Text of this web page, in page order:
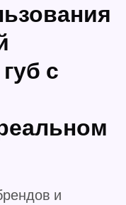
с
и